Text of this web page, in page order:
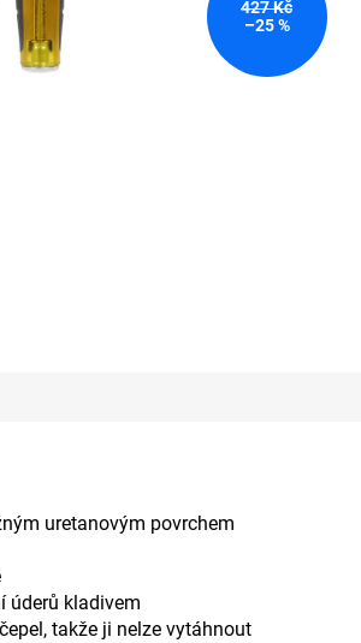
427 Kč
–25 %
uretanovým povrchem
úderů kladivem
takže ji nelze vytáhnout